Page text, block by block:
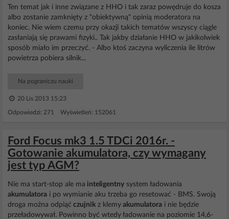
Ten temat jak i inne związane z HHO i tak zaraz powędruje do kosza
albo zostanie zamknięty z "obiektywną" opinią moderatora na
koniec. Nie wiem czemu przy okazji takich tematów wszyscy ciągle
zasłaniają się prawami fizyki.. Tak jakby działanie HHO w jakikolwiek
sposób miało im przeczyć. - Albo ktoś zaczyna wyliczenia ile litrów
powietrza pobiera silnik...
Na pograniczu nauki
20 Lis 2013 15:23
Odpowiedzi: 271 Wyświetleń: 152061
Ford Focus mk3 1.5 TDCi 2016r. -
Gotowanie akumulatora, czy wymagany
jest typ AGM?
Nie ma start-stop ale ma inteligentny system ładowania
akumulatora i po wymianie aku trzeba go resetować - BMS. Swoją
droga można odpiąć czujnik z klemy akumulatora i nie będzie
przeładowywał. Powinno być wtedy ładowanie na poziomie 14,6-